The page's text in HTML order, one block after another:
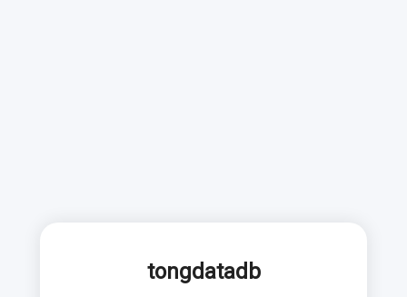
tongdatadb